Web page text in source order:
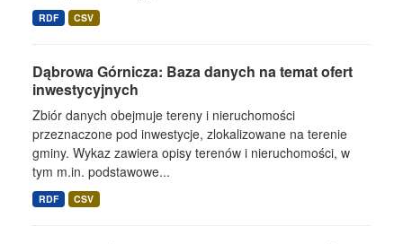
RDF CSV
Dąbrowa Górnicza: Baza danych na temat ofert
inwestycyjnych
Zbiór danych obejmuje tereny i nieruchomości
przeznaczone pod inwestycje, zlokalizowane na terenie
gminy. Wykaz zawiera opisy terenów i nieruchomości, w
tym m.in. podstawowe...
RDF CSV